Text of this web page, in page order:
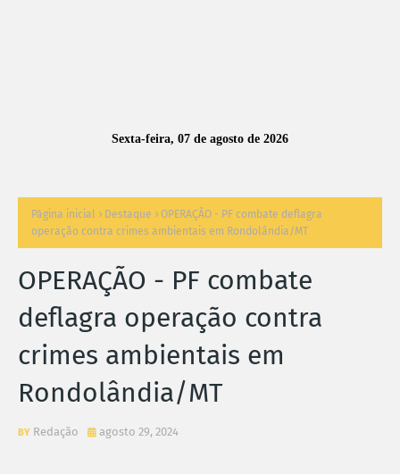
Sexta-feira, 07 de agosto de 2026
Página inicial Destaque
OPERAÇÃO - PF combate deflagra
operação contra crimes ambientais em Rondolândia/MT
OPERAÇÃO - PF combate
deflagra operação contra
crimes ambientais em
Rondolândia/MT
Redação agosto 29, 2024